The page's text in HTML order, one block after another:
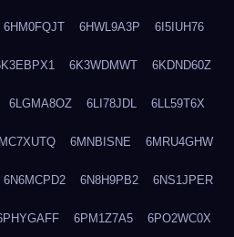
6HM0FQJT 6HWL9A3P 6I5IUH76
6K3WDMWT 6KDND60Z
6LGMA8OZ 6LI78JDL 6LL59T6X
6MNBISNE 6MRU4GHW
6N6MCPD2 6N8H9PB2 6NS1JPER
6PM1Z7A5 6PO2WC0X